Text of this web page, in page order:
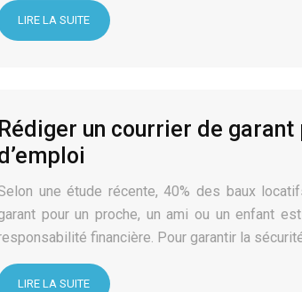
LIRE LA SUITE
Rédiger un courrier de
une étude récente, 40% des baux
pour un proche, un ami ou un enfant
financière. Pour garantir la
LIRE LA SUITE